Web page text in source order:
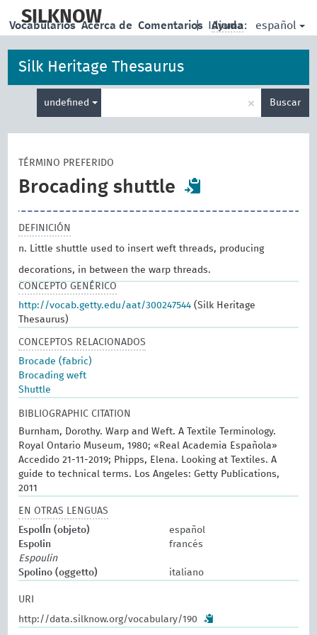
main
SILKNOW | Idioma: español
Vocabularios Acerca de Comentarios Ayuda
Silk Heritage Thesaurus
undefined × Buscar
TÉRMINO PREFERIDO
Brocading shuttle
DEFINICIÓN
n. Little shuttle used to insert weft threads, producing
decorations, in between the warp threads.
CONCEPTO GENÉRICO
http://vocab.getty.edu/aat/300247544 (Silk Heritage
Thesaurus)
CONCEPTOS RELACIONADOS
Brocade (fabric)
Brocading weft
Shuttle
BIBLIOGRAPHIC CITATION
Burnham, Dorothy. Warp and Weft. A Textile Terminology.
Royal Ontario Museum, 1980; «Real Academia Española»
Accedido 21-11-2019; Phipps, Elena. Looking at Textiles. A
guide to technical terms. Los Angeles: Getty Publications,
2011
EN OTRAS LENGUAS
EspolÍn (objeto)
español
Espolin
francés
Espoulin
Spolino (oggetto)
italiano
URI
http://data.silknow.org/vocabulary/190